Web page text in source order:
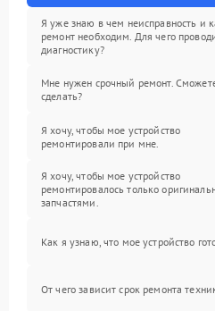
Я уже знаю в чем неисправность и
ремонт необходим. Для чего
диагностику?
Мне нужен срочный ремонт.
сделать?
Я хочу, чтобы мое устройство
ремонтировали при мне.
Я хочу, чтобы мое устройство
ремонтировалось только
запчастями.
Как я узнаю, что мое устройство
От чего зависит срок ремонта